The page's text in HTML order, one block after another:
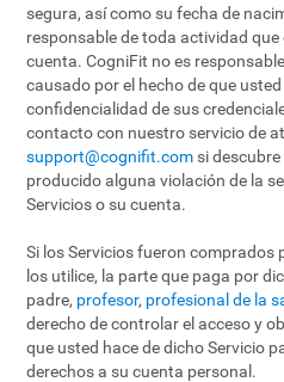
segura, así como su fecha de
responsable de toda actividad
cuenta. CogniFit no es
causado por el hecho de que
confidencialidad de sus
contacto con nuestro servicio de
support@cognifit.com si
producido alguna violación de la
Servicios o su cuenta.
Si los Servicios fueron comprados
los utilice, la parte que paga por
padre, profesor, profesional de la
derecho de controlar el acceso y
que usted hace de dicho Servicio
derechos a su cuenta personal.